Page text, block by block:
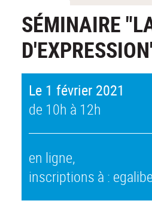
SÉMINAIRE
Le 1 février 2021
de 10h à 12h
en ligne,
inscriptions à :